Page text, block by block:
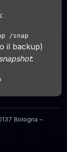
/snap
il backup)
:
Bologna –